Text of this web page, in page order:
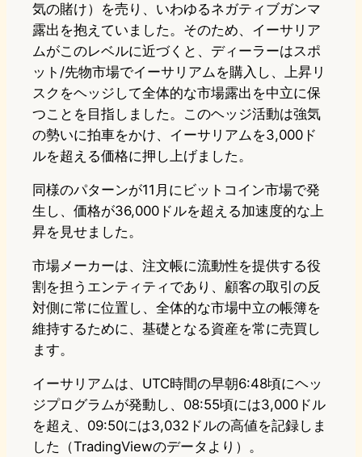
気の賭け）を売り、いわゆるネガティブガンマ
露出を抱えていました。そのため、イーサリア
ムがこのレベルに近づくと、ディーラーはスポ
ット/先物市場でイーサリアムを購入し、上昇リ
スクをヘッジして全体的な市場露出を中立に保
つことを目指しました。このヘッジ活動は強気
の勢いに拍車をかけ、イーサリアムを3,000ド
ルを超える価格に押し上げました。
同様のパターンが11月にビットコイン市場で発
生し、価格が36,000ドルを超える加速度的な上
昇を見せました。
市場メーカーは、注文帳に流動性を提供する役
割を担うエンティティであり、顧客の取引の反
対側に常に位置し、全体的な市場中立の帳簿を
維持するために、基礎となる資産を常に売買し
ます。
イーサリアムは、UTC時間の早朝6:48頃にヘッ
ジプログラムが発動し、08:55頃には3,000ドル
を超え、09:50には3,032ドルの高値を記録しま
した（TradingViewのデータより）。